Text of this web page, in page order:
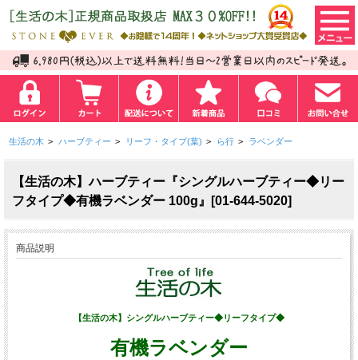
生活の木 > ハーブティー > リーフ・タイプ(葉) > ら行 > ラベンダー
【生活の木】ハーブティー『シングルハーブティー◆リー
フタイプ◆有機ラベンダー 100g』[01-644-5020]
商品説明
【生活の木】シングルハーブティー◆リーフタイプ◆
有機ラベンダー